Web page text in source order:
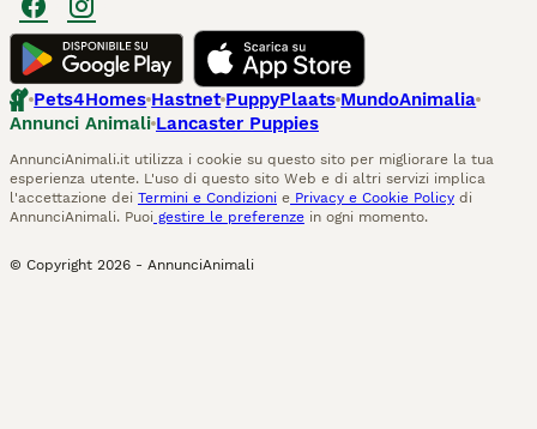
Pets4Homes Hastnet PuppyPlaats MundoAnimalia
Annunci Animali Lancaster Puppies
AnnunciAnimali.it utilizza i cookie su questo sito per migliorare la tua
esperienza utente. L'uso di questo sito Web e di altri servizi implica
l'accettazione dei Termini e Condizioni e Privacy e Cookie Policy di
AnnunciAnimali. Puoi gestire le preferenze in ogni momento.
© Copyright 2026 - AnnunciAnimali